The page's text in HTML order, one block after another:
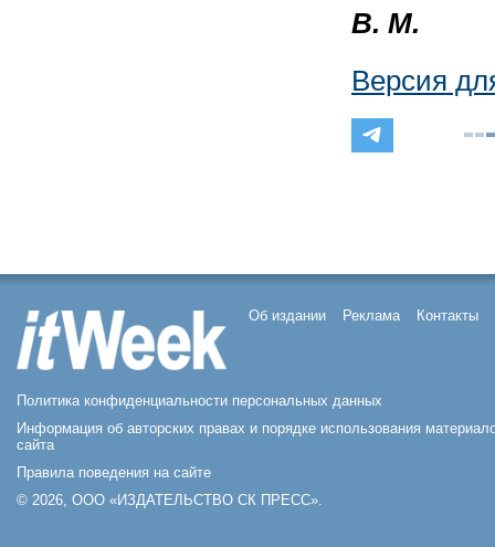
В. М.
Версия
Об издании Реклама Контакты
Политика конфиденциальности персональных данных
Информация об авторских правах и порядке использования
сайта
Правила поведения на сайте
© 2026, ООО «ИЗДАТЕЛЬСТВО СК ПРЕСС».